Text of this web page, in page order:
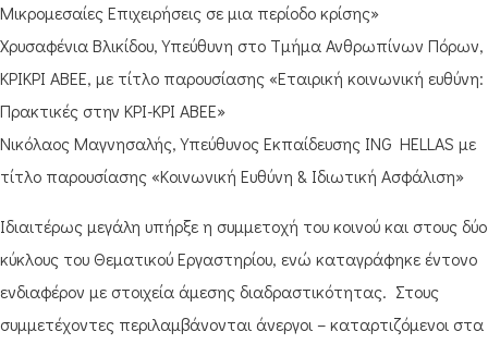
Μικρομεσαίες Επιχειρήσεις σε μια περίοδο κρίσης»
Χρυσαφένια Βλικίδου, Υπεύθυνη στο Τμήμα Ανθρωπίνων Πόρων,
ΚΡΙΚΡΙ ΑΒΕΕ, με τίτλο παρουσίασης «Εταιρική κοινωνική ευθύνη:
Πρακτικές στην ΚΡΙ-ΚΡΙ ΑΒΕΕ»
Νικόλαος Μαγνησαλής, Υπεύθυνος Εκπαίδευσης ING HELLAS με
τίτλο παρουσίασης «Κοινωνική Ευθύνη & Ιδιωτική Ασφάλιση»
Ιδιαιτέρως μεγάλη υπήρξε η συμμετοχή του κοινού και στους δύο
κύκλους του Θεματικού Εργαστηρίου, ενώ καταγράφηκε έντονο
ενδιαφέρον με στοιχεία άμεσης διαδραστικότητας. Στους
συμμετέχοντες περιλαμβάνονται άνεργοι – καταρτιζόμενοι στα